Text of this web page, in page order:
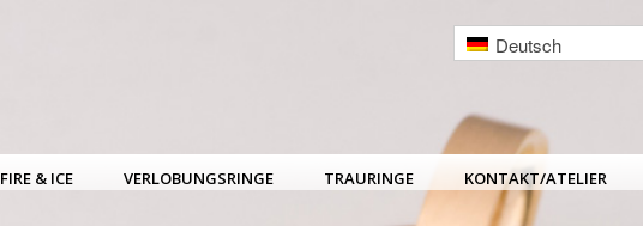
Deutsch
FIRE & ICE VERLOBUNGSRINGE TRAURINGE KONTAKT/ATELIER